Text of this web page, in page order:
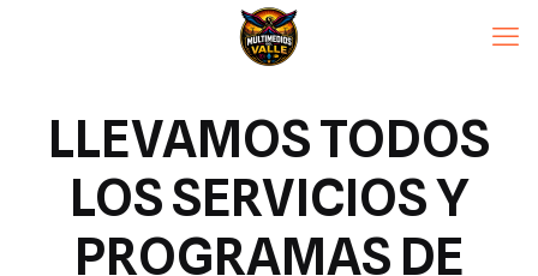
LLEVAMOS TODOS
LOS SERVICIOS Y
PROGRAMAS DE